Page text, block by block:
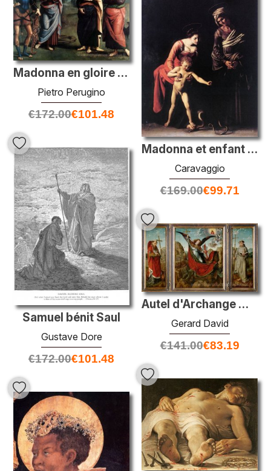
Madonna en gloire avec l'enfant et les saints
Pietro Perugino
€172.00€101.48
Madonna et enfant avec Saint-Anne
Caravaggio
€169.00€99.71
Samuel bénit Saul
Gustave Dore
€172.00€101.48
Autel d'Archange Michael
Gerard David
€141.00€83.19